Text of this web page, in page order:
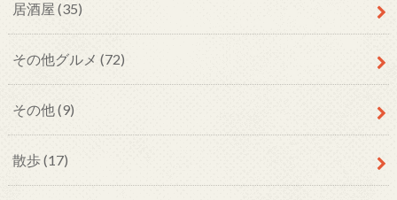
居酒屋 (35)
その他グルメ (72)
その他(9)
散歩(17)